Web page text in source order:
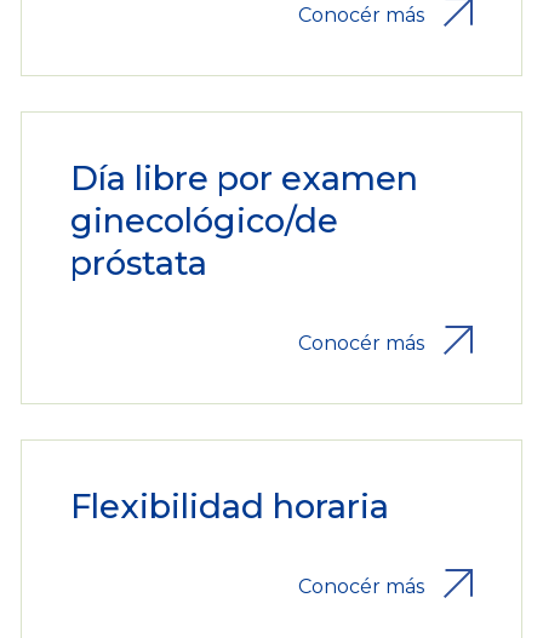
Conocér más
Día libre por examen
ginecológico/de
próstata
Conocér más
Flexibilidad horaria
Conocér más